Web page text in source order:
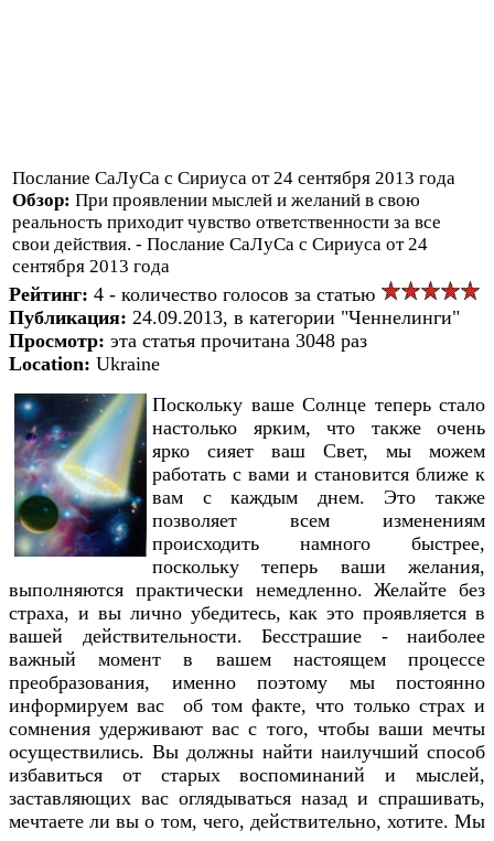
Послание СаЛуСа с Сириуса от 24 сентября 2013 года
Обзор: При проявлении мыслей и желаний в свою
реальность приходит чувство ответственности за все
свои действия. - Послание СаЛуСа с Сириуса от 24
сентября 2013 года
Рейтинг: 4 - количество голосов за статью
Публикация: 24.09.2013, в категории "Ченнелинги"
Просмотр: эта статья прочитана 3048 раз
Location: Ukraine
Поскольку ваше Солнце теперь стало
настолько ярким, что также очень
ярко сияет ваш Свет, мы можем
работать с вами и становится ближе к
вам с каждым днем. Это также
позволяет всем изменениям
происходить намного быстрее,
поскольку теперь ваши желания,
выполняются практически немедленно. Желайте без
страха, и вы лично убедитесь, как это проявляется в
вашей действительности. Бесстрашие - наиболее
важный момент в вашем настоящем процессе
преобразования, именно поэтому мы постоянно
информируем вас об том факте, что только страх и
сомнения удерживают вас с того, чтобы ваши мечты
осуществились. Вы должны найти наилучший способ
избавиться от старых воспоминаний и мыслей,
заставляющих вас оглядываться назад и спрашивать,
мечтаете ли вы о том, чего, действительно, хотите. Мы